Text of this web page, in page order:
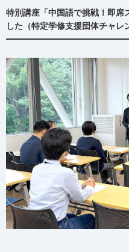
特別講座「中国語で挑戦！即席
した（特定学修支援団体チャレ